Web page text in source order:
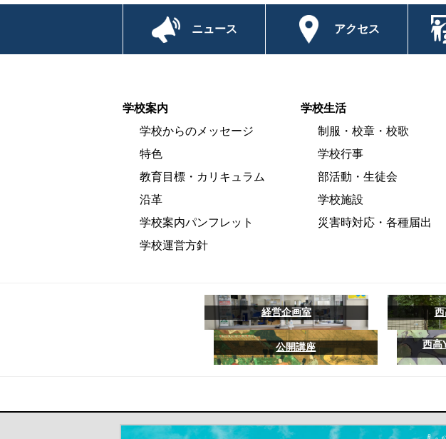
ニュース アクセス
学校案内
学校からのメッセージ
特色
教育目標・カリキュラム
沿革
学校案内パンフレット
学校運営方針
学校生活
制服・校章・校歌
学校行事
部活動・生徒会
学校施設
災害時対応・各種届出
経営企画室
公開講座 西高
＃だから都立高（別ウインドウが開きます）